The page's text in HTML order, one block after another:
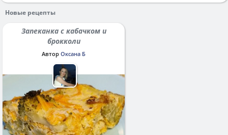
Новые рецепты
Запеканка с кабачком и
брокколи
Автор Оксана Б